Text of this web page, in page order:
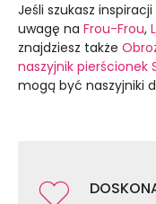
Jeśli szukasz
uwagę na Frou-Frou,
znajdziesz także
naszyjnik pierścionek
mogą być naszyjniki